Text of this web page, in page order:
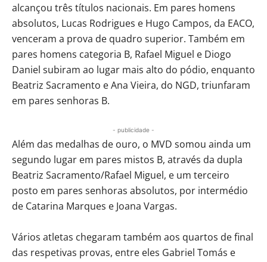
alcançou três títulos nacionais. Em pares homens
absolutos, Lucas Rodrigues e Hugo Campos, da EACO,
venceram a prova de quadro superior. Também em
pares homens categoria B, Rafael Miguel e Diogo
Daniel subiram ao lugar mais alto do pódio, enquanto
Beatriz Sacramento e Ana Vieira, do NGD, triunfaram
em pares senhoras B.
- publicidade -
Além das medalhas de ouro, o MVD somou ainda um
segundo lugar em pares mistos B, através da dupla
Beatriz Sacramento/Rafael Miguel, e um terceiro
posto em pares senhoras absolutos, por intermédio
de Catarina Marques e Joana Vargas.
Vários atletas chegaram também aos quartos de final
das respetivas provas, entre eles Gabriel Tomás e